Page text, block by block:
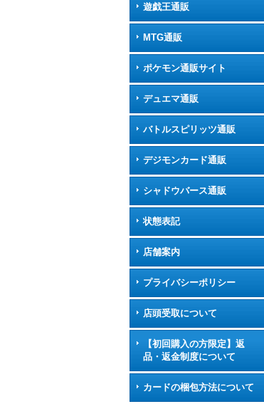
遊戯王通販
MTG通販
ポケモン通販サイト
デュエマ通販
バトルスピリッツ通販
デジモンカード通販
シャドウバース通販
状態表記
店舗案内
プライバシーポリシー
店頭受取について
【初回購入の方限定】返
品・返金制度について
カードの梱包方法について